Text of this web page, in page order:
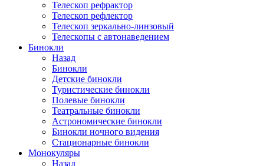
Телескоп рефрактор
Телескоп рефлектор
Телескоп зеркально-линзовый
Телескопы с автонаведением
Бинокли
Назад
Бинокли
Детские бинокли
Туристические бинокли
Полевые бинокли
Театральные бинокли
Астрономические бинокли
Бинокли ночного видения
Стационарные бинокли
Монокуляры
Назад